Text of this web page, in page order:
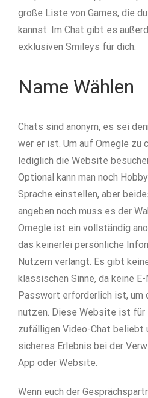
große Liste von Games, die
kannst. Im Chat gibt es
exklusiven Smileys für dich.
Name Wählen
Chats sind anonym, es sei
wer er ist. Um auf Omegle zu
lediglich die Website
Optional kann man noch
Sprache einstellen, aber
angeben noch muss es der
Omegle ist ein vollständig
das keinerlei persönliche
Nutzern verlangt. Es gibt
klassischen Sinne, da keine
Passwort erforderlich ist, um
nutzen. Diese Website ist für
zufälligen Video-Chat beliebt
sicheres Erlebnis bei der
App oder Website.
Wenn euch der